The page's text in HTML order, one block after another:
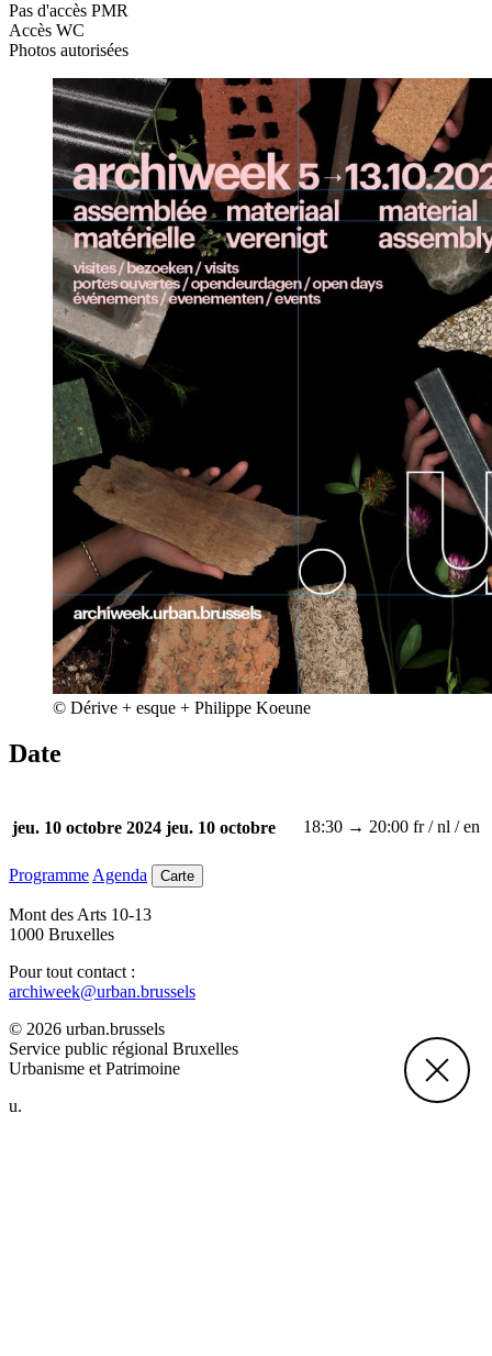
Pas d'accès PMR
Accès WC
Photos autorisées
© Dérive + esque + Philippe Koeune
Date
jeu. 10 octobre 2024 jeu. 10 octobre 18:30 → 20:00 fr / nl / en
Programme Agenda Carte
Mont des Arts 10-13
1000 Bruxelles
Pour tout contact :
archiweek@urban.brussels
© 2026 urban.brussels
Service public régional Bruxelles
Urbanisme et Patrimoine
u.